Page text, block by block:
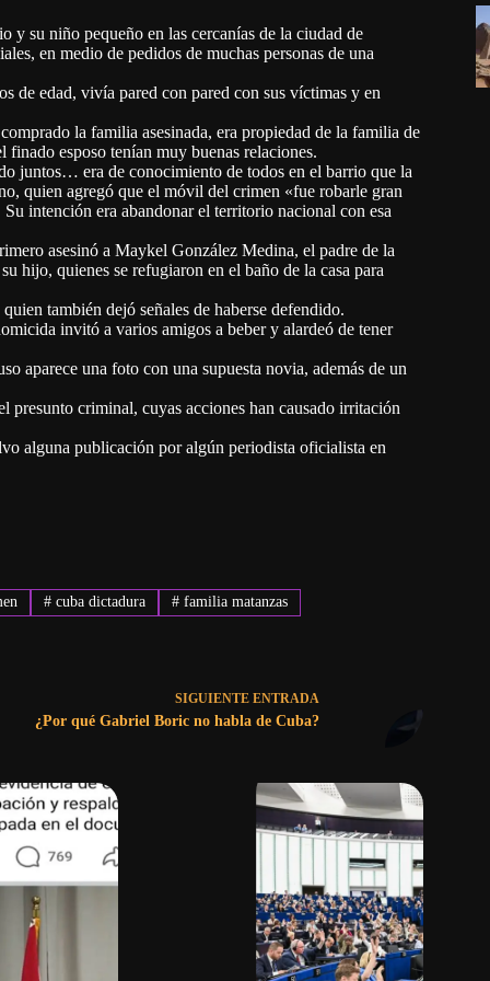
y su niño pequeño en las cercanías de la ciudad de
en medio de pedidos de muchas personas de una
de edad, vivía pared con pared con sus víctimas y en
la familia asesinada, era propiedad de la familia de
esposo tenían muy buenas relaciones.
juntos… era de conocimiento de todos en el barrio que la
quien agregó que el móvil del crimen «fue robarle gran
intención era abandonar el territorio nacional con esa
asesinó a Maykel González Medina, el padre de la
hijo, quienes se refugiaron en el baño de la casa para
también dejó señales de haberse defendido.
invitó a varios amigos a beber y alardeó de tener
aparece una foto con una supuesta novia, además de un
presunto criminal, cuyas acciones han causado irritación
alguna publicación por algún periodista oficialista en
# cuba dictadura #familia matanzas
SIGUIENTE ENTRADA
¿Por qué Gabriel Boric no habla de Cuba?